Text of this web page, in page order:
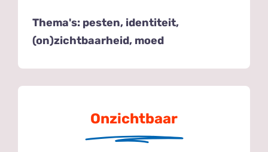
Thema's: pesten, identiteit,
(on)zichtbaarheid, moed
Onzichtbaar